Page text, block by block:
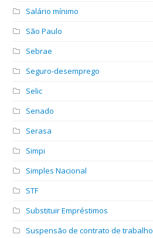
Salário mínimo
São Paulo
Sebrae
Seguro-desemprego
Selic
Senado
Serasa
Simpi
Simples Nacional
STF
Substituir Empréstimos
Suspensão de contrato de trabalho